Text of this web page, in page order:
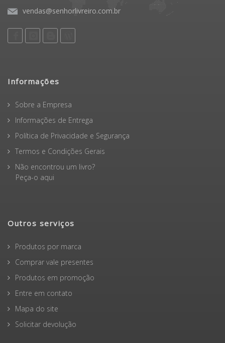
vendas@senhorlivreiro.com.br
Informações
Sobre a Empresa
Informações de Entrega
Política de Privacidade e Segurança
Termos e Condições Gerais
Não encontrou um livro?
Peça-o aqui
Outros serviços
Produtos por marca
Comprar vale presentes
Produtos em promoção
Entre em contato
Mapa do site
Solicitar devolução